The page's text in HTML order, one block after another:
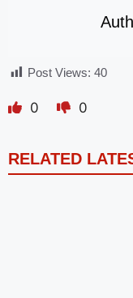
Post Views: 40
0 0
RELATED